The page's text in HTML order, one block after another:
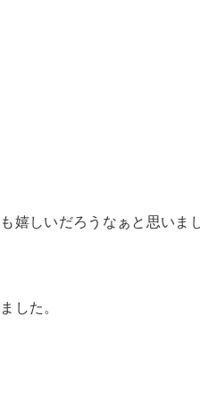
嬉しいだろうなぁと思いまし
した。